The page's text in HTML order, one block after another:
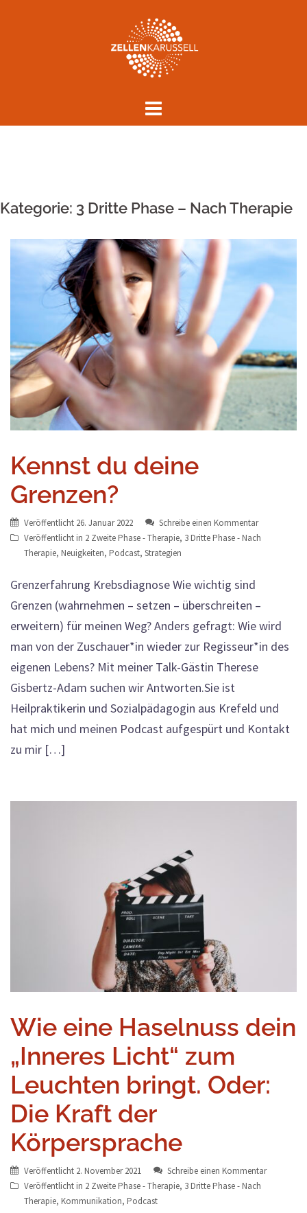
Kategorie: 3 Dritte Phase – Nach Therapie
Kennst du deine
Grenzen?
Veröffentlicht 26. Januar 2022
Schreibe einen Kommentar
Veröffentlicht in 2 Zweite Phase - Therapie, 3 Dritte Phase - Nach
Therapie, Neuigkeiten, Podcast, Strategien
Grenzerfahrung Krebsdiagnose Wie wichtig sind
Grenzen (wahrnehmen – setzen – überschreiten –
erweitern) für meinen Weg? Anders gefragt: Wie wird
man von der Zuschauer*in wieder zur Regisseur*in des
eigenen Lebens? Mit meiner Talk-Gästin Therese
Gisbertz-Adam suchen wir Antworten.Sie ist
Heilpraktikerin und Sozialpädagogin aus Krefeld und
hat mich und meinen Podcast aufgespürt und Kontakt
zu mir […]
Wie eine Haselnuss dein
„Inneres Licht“ zum
Leuchten bringt. Oder:
Die Kraft der
Körpersprache
Veröffentlicht 2. November 2021
Schreibe einen Kommentar
Veröffentlicht in 2 Zweite Phase - Therapie, 3 Dritte Phase - Nach
Therapie, Kommunikation, Podcast